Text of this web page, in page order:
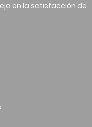
en la satisfacción de